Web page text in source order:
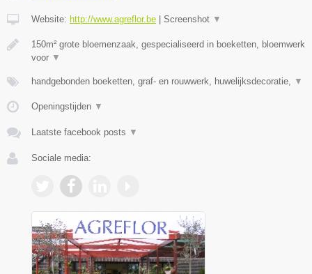
Website: http://www.agreflor.be Screenshot ▼
150m² grote bloemenzaak, gespecialiseerd in boeketten, bloemwerk
voor ▼
handgebonden boeketten, graf- en rouwwerk, huwelijksdecoratie, ▼
Openingstijden ▼
Laatste facebook posts ▼
Sociale media: